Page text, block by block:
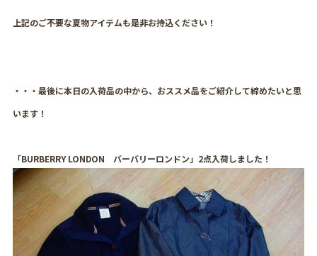
上記のご不要な夏物アイテムも是非お持込ください！
・・・最後に本日の入荷品の中から、おススメ品をご紹介して締めたいと思
います！
「BURBERRY LONDON バーバリーロンドン」2点入荷しました！